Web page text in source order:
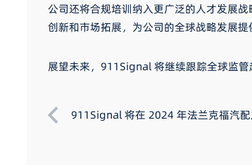
公司还将合规培训纳入更广泛的人才发展
创新和市场拓展，为公司的全球战略发展提
展望未来，911Signal 将继续跟踪全球监
911Signal 将在 2024 年法兰克福汽